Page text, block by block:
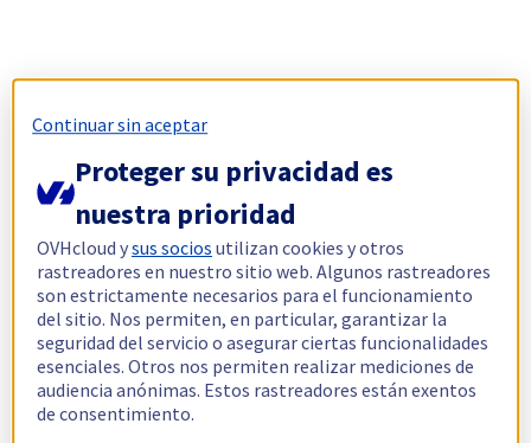
Continuar sin aceptar
Proteger su privacidad es
nuestra prioridad
OVHcloud ysus socios utilizan cookies y otros
rastreadores en nuestro sitio web. Algunos rastreadores
son estrictamente necesarios para el funcionamiento
del sitio. Nos permiten, en particular, garantizar la
seguridad del servicio o asegurar ciertas funcionalidades
esenciales. Otros nos permiten realizar mediciones de
audiencia anónimas. Estos rastreadores están exentos
de consentimiento.